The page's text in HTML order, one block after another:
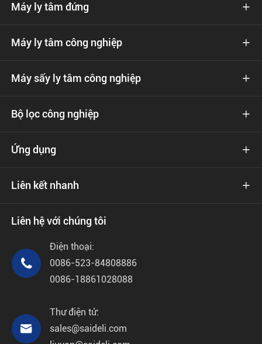
Máy ly tâm đứng 
Máy ly tâm công nghiệp 
Máy sấy ly tâm công nghiệp 
Bộ lọc công nghiệp 
Ứng dụng 
Liên kết nhanh 
Liên hệ với chúng tôi

Điện thoại:
0086-523-84808886
0086-18861028088

Thư điện tử:
sales@saideli.com